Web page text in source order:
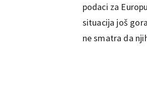
podaci za
situacija još
ne smatra da